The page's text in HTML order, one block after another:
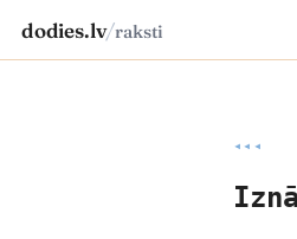
dodies.lv/raksti
◂◂◂